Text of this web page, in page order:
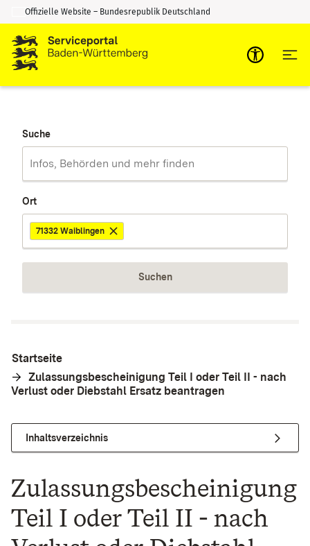
Zum Inhalt springen
Zur Suche springen
Offizielle Website – Bundesrepublik Deutschland
Suche
Ort
71332 Waiblingen
Suchen
Startseite
Zulassungsbescheinigung Teil I oder Teil II - nach
Verlust oder Diebstahl Ersatz beantragen
Inhaltsverzeichnis
Zulassungsbescheinigung
Teil I oder Teil II - nach